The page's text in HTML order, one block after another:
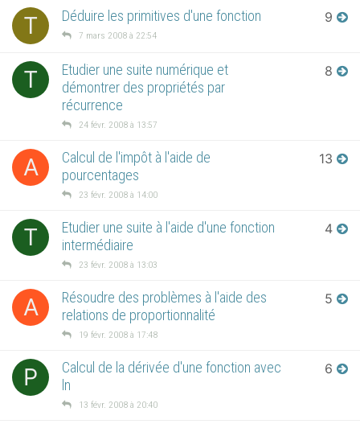
T Déduire les primitives d'une fonction
7 mars 2008 à 22:54
9
T
Etudier une suite numérique et
démontrer des propriétés par
récurrence
24 févr. 2008 à 13:57
8
A
Calcul de l'impôt à l'aide de
pourcentages
23 févr. 2008 à 14:00
13
T
Etudier une suite à l'aide d'une fonction
intermédiaire
23 févr. 2008 à 13:03
4
A
Résoudre des problèmes à l'aide des
relations de proportionnalité
19 févr. 2008 à 17:48
5
P
Calcul de la dérivée d'une fonction avec
ln
13 févr. 2008 à 20:40
6